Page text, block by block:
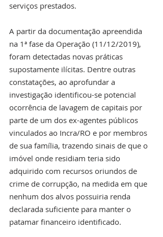
serviços prestados.
A partir da documentação apreendida
na 1ª fase da Operação (11/12/2019),
foram detectadas novas práticas
supostamente ilícitas. Dentre outras
constatações, ao aprofundar a
investigação identificou-se potencial
ocorrência de lavagem de capitais por
parte de um dos ex-agentes públicos
vinculados ao Incra/RO e por membros
de sua família, trazendo sinais de que o
imóvel onde residiam teria sido
adquirido com recursos oriundos de
crime de corrupção, na medida em que
nenhum dos alvos possuiria renda
declarada suficiente para manter o
patamar financeiro identificado.